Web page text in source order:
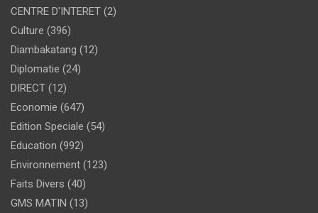
CENTRE D'INTERET (2)
Culture (396)
Diambakatang (12)
Diplomatie (24)
DIRECT (12)
Economie (647)
Edition Speciale (54)
Education (992)
Environnement (123)
Faits Divers (40)
GMS MATIN (13)